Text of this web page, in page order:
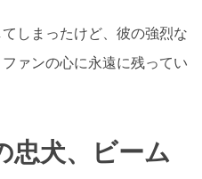
しまったけど、彼の強烈な
ァンの心に永遠に残ってい
忠犬、ビーム